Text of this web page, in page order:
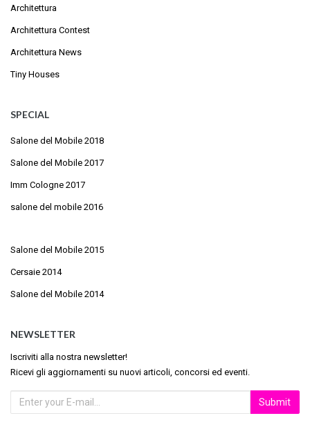
Architettura
Architettura Contest
Architettura News
Tiny Houses
SPECIAL
Salone del Mobile 2018
Salone del Mobile 2017
Imm Cologne 2017
salone del mobile 2016
Salone del Mobile 2015
Cersaie 2014
Salone del Mobile 2014
NEWSLETTER
Iscriviti alla nostra newsletter!
Ricevi gli aggiornamenti su nuovi articoli, concorsi ed eventi.